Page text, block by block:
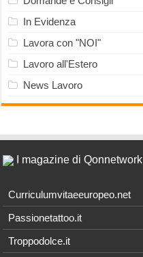
In Evidenza
Lavora con "NOI"
Lavoro all'Estero
News Lavoro
I magazine di Qonnetwork
Curriculumvitaeeuropeo.net
Passionetattoo.it
Troppodolce.it